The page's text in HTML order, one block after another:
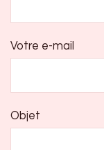
Votre e-mail
Objet